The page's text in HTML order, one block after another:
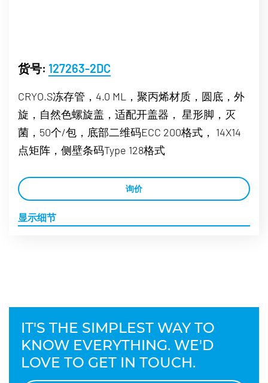
货号: 127263-2DC
CRYO.S冻存管，4.0 ML，聚丙烯材质，圆底，外
旋，自然色螺旋盖，适配开盖器， 星形脚，灭
菌，50个/包，底部二维码ECC 200格式， 14X14
点矩阵，侧壁条码Type 128格式
询价
显示细节
IT'S THE SIMPLEST WAY TO
KNOW EVERYTHING. WE'D
LOVE TO GET IN TOUCH.